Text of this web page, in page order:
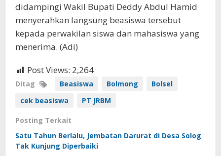
didampingi Wakil Bupati Deddy Abdul Hamid
menyerahkan langsung beasiswa tersebut
kepada perwakilan siswa dan mahasiswa yang
menerima. (Adi)
Post Views: 2,264
Ditag Beasiswa Bolmong
Bolsel
cek beasiswa
PT JRBM
Posting Terkait
Satu Tahun Berlalu, Jembatan Darurat di Desa Solog
Tak Kunjung Diperbaiki